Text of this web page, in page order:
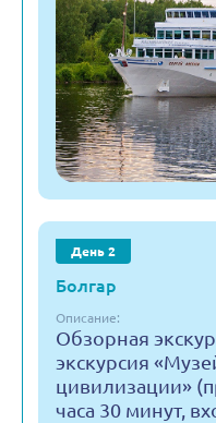
День 2
Болгар
Описание:
Обзорная
экскурсия
цивилизации»
часа 30 минут,